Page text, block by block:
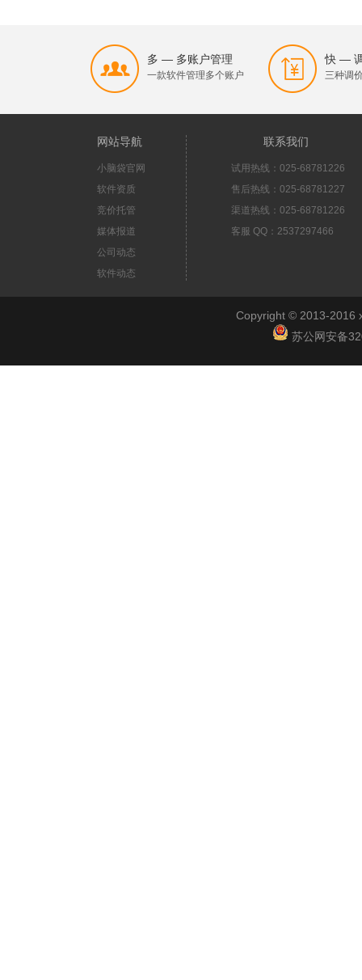
多 — 多账户管理
一款软件管理多个账户
快 —
三种调
网站导航
小脑袋官网
软件资质
竞价托管
媒体报道
公司动态
软件动态
联系我们
试用热线：025-68781226
售后热线：025-68781227
渠道热线：025-68781226
客服 QQ：2537297466
Copyright © 2013-2016
苏公网安备